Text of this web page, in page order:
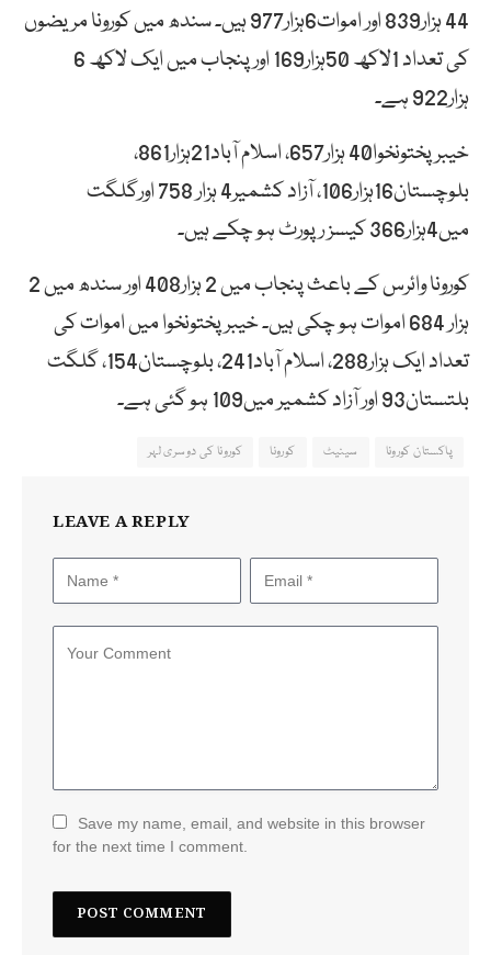
44 ہزار839 اور اموات6ہزار977 ہیں۔ سندھ میں کورونا مریضوں
کی تعداد 1لاکھ 50ہزار169 اور پنجاب میں ایک لاکھ 6
ہزار922 ہے۔
خیبرپختونخوا40 ہزار657، اسلام آباد21ہزار861،
بلوچستان16ہزار106، آزاد کشمیر4 ہزار 758 اورگلگت
میں4ہزار366 کیسز رپورٹ ہو چکے ہیں۔
کورونا وائرس کے باعث پنجاب میں 2 ہزار408 اور سندھ میں 2
ہزار 684 اموات ہو چکی ہیں۔ خیبر پختونخوا میں اموات کی
تعداد ایک ہزار288، اسلام آباد241، بلوچستان154، ‏گلگت
بلتستان93 اور آزاد کشمیر میں109 ہو گئی ہے۔
پاکستان کورونا سینیٹ کورونا کورونا کی دوسری لہر
LEAVE A REPLY
Save my name, email, and website in this browser
for the next time I comment.